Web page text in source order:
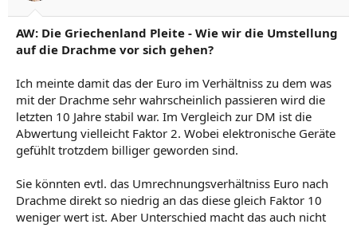
AW: Die Griechenland Pleite - Wie wir die Umstellung
auf die Drachme vor sich gehen?
Ich meinte damit das der Euro im Verhältniss zu dem was
mit der Drachme sehr wahrscheinlich passieren wird die
letzten 10 Jahre stabil war. Im Vergleich zur DM ist die
Abwertung vielleicht Faktor 2. Wobei elektronische Geräte
gefühlt trotzdem billiger geworden sind.
Sie könnten evtl. das Umrechnungsverhältniss Euro nach
Drachme direkt so niedrig an das diese gleich Faktor 10
weniger wert ist. Aber Unterschied macht das auch nicht